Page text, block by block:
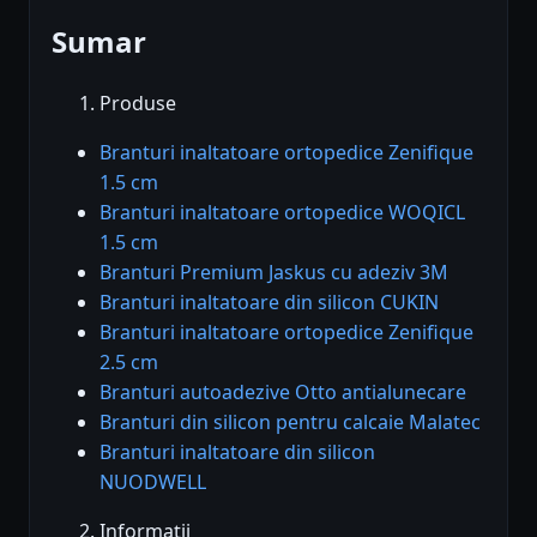
Sumar
Produse
Branturi inaltatoare ortopedice Zenifique
1.5 cm
Branturi inaltatoare ortopedice WOQICL
1.5 cm
Branturi Premium Jaskus cu adeziv 3M
Branturi inaltatoare din silicon CUKIN
Branturi inaltatoare ortopedice Zenifique
2.5 cm
Branturi autoadezive Otto antialunecare
Branturi din silicon pentru calcaie Malatec
Branturi inaltatoare din silicon
NUODWELL
Informații